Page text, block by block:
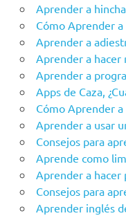
Aprender a
Cómo Aprender
Aprender a
Aprender a hacer
Aprender a
Apps de Caza,
Cómo Aprender
Aprender a usar
Consejos para
Aprende como
Aprender a hacer
Consejos para
Aprender inglés